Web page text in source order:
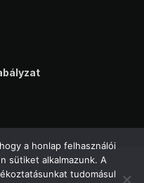
a honlap felhasználói
sütiket alkalmazunk. A
tudomásul